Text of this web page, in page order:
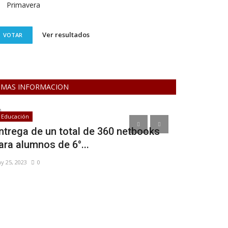
Primavera
VOTAR Ver resultados
MAS INFORMACION
Educación
de un total de 360 netbooks
alumnos de 6°...
25, 2023 0